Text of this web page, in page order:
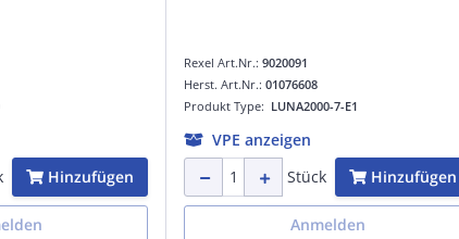
Hinzufügen
Rexel Art.Nr.: 9020091
Produkt Type: LUNA2000-7-E1
Herst. Art.Nr.: 01076608
VPE anzeigen
Stück
Hinzufügen
Anmelden